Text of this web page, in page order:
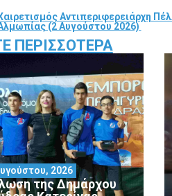
Αντιπεριφερειάρχη
(2 Αυγούστου 2026)
ΠΕΡΙΣΣΌΤΕΡΑ
της Δημάρχου
2026